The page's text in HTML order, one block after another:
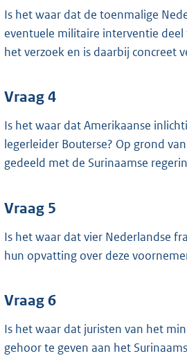
Is het waar dat de toenmalige
eventuele militaire interventie
het verzoek en is daarbij concreet
Vraag 4
Is het waar dat Amerikaanse
legerleider Bouterse? Op grond
gedeeld met de Surinaamse
Vraag 5
Is het waar dat vier Nederlandse
hun opvatting over deze
Vraag 6
Is het waar dat juristen van het
gehoor te geven aan het